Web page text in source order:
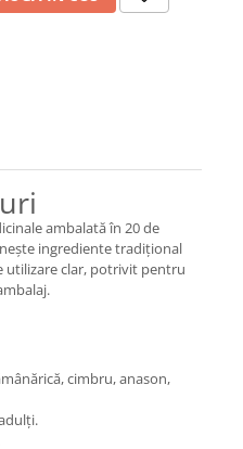
ambalată în 20 de
ingrediente tradițional
clar, potrivit pentru
cimbru, anason,